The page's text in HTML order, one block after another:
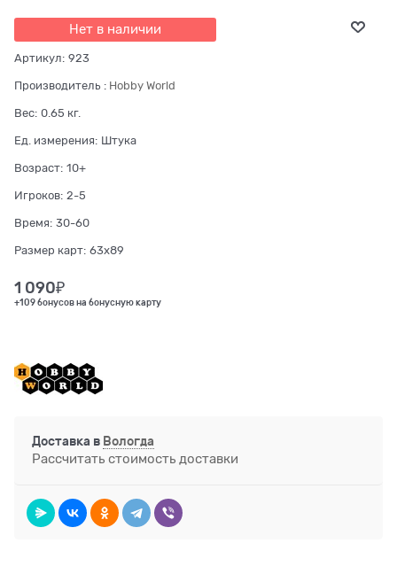
Нет в наличии
Артикул: 923
Производитель : Hobby World
Вес: 0.65 кг.
Ед. измерения: Штука
Возраст: 10+
Игроков: 2-5
Время: 30-60
Размер карт: 63x89
1 090₽
+109 бонусов на бонусную карту
Доставка в Вологда
Рассчитать стоимость доставки